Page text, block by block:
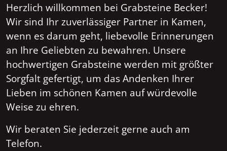
Herzlich willkommen bei Grabsteine Becker!
Wir sind Ihr zuverlässiger Partner in Kamen,
wenn es darum geht, liebevolle Erinnerungen
an Ihre Geliebten zu bewahren. Unsere
hochwertigen Grabsteine werden mit größter
Sorgfalt gefertigt, um das Andenken Ihrer
Lieben im schönen Kamen auf würdevolle
Weise zu ehren.
Wir beraten Sie jederzeit gerne auch am
Telefon.